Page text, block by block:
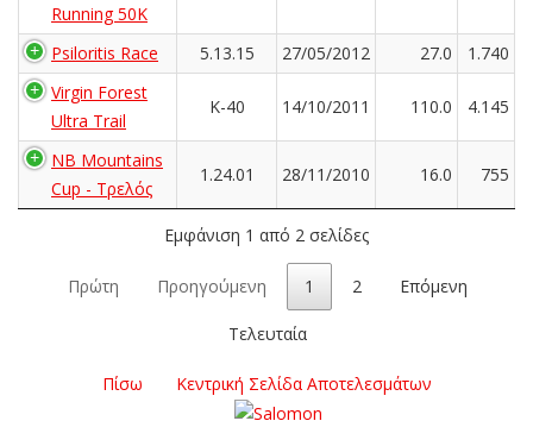
Running 50K
Psiloritis Race 5.13.15 27/05/2012 27.0
1.740
Virgin Forest
Ultra Trail
K-40 14/10/2011 110.0 4.145
NB Mountains
Cup - Τρελός
1.24.01 28/11/2010 16.0 755
Εμφάνιση 1 από 2 σελίδες
Πρώτη Προηγούμενη 1 2 Επόμενη
Τελευταία
Πίσω Κεντρική Σελίδα Αποτελεσμάτων